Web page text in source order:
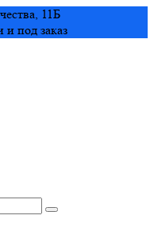
11Б
и под заказ